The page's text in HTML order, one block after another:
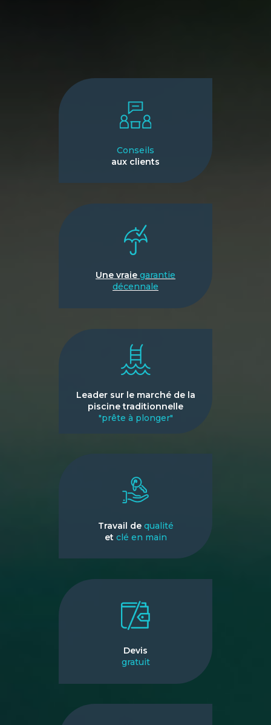
Conseils
aux clients
Une vraie garantie
décennale
Leader sur le marché de la
piscine traditionnelle
"prête à plonger"
Travail de qualité
et clé en main
Devis
gratuit